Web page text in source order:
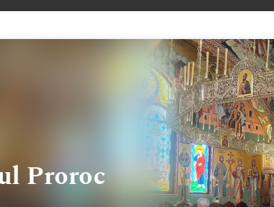
Proroc